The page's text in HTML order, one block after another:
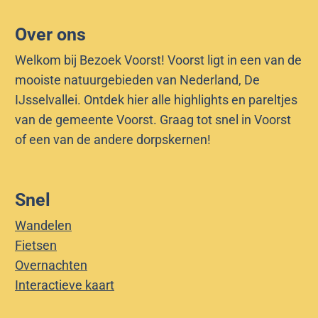
ev
e
n
e
e
L
b
E
s
e
e
D
a
a
n
d
e
V
Over ons
Welkom bij Bezoek Voorst! Voorst ligt in een van de
mooiste natuurgebieden van Nederland, De
IJsselvallei. Ontdek hier alle highlights en pareltjes
van de gemeente Voorst. Graag tot snel in Voorst
of een van de andere dorpskernen!
Snel
Wandelen
Fietsen
Overnachten
Interactieve kaart